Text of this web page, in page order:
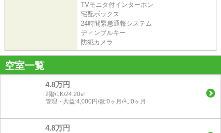
TVモニタ付インターホン
宅配ボックス
24時間緊急通報システム
ディンプルキー
防犯カメラ
空室一覧
4.8万円
2階/1K/24.20㎡
管理・共益:4,000円/敷:0ヶ月/礼:0ヶ月
4.8万円